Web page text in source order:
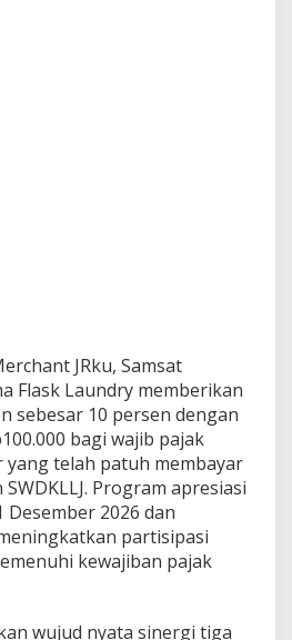
JRku, Samsat
Flask Laundry memberikan
sebesar 10 persen dengan
bagi wajib pajak
telah patuh membayar
Program apresiasi
2026 dan
partisipasi
kewajiban pajak
wujud nyata sinergi tiga